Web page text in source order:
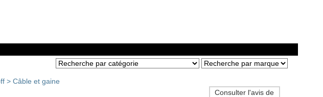
> Câble et gaine
Consulter l'avis de